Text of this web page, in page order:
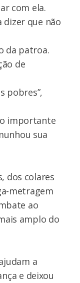
com ela.
dizer que não
da patroa.
de
pobres”,
importante
sua
dos colares
metragem
ao
amplo do
a
e deixou